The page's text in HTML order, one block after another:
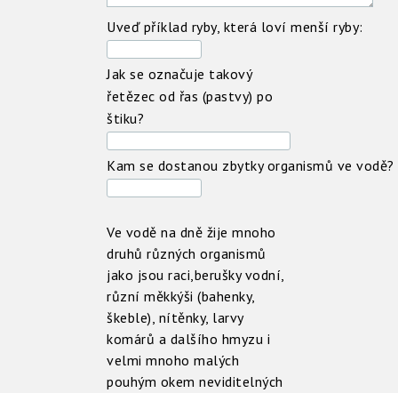
Uveď příklad ryby, která loví menší ryby:
Jak se označuje takový
řetězec od řas (pastvy) po
štiku?
Kam se dostanou zbytky organismů ve vodě?
Ve vodě na dně žije mnoho
druhů různých organismů
jako jsou raci,berušky vodní,
různí měkkýši (bahenky,
škeble), nítěnky, larvy
komárů a dalšího hmyzu i
velmi mnoho malých
pouhým okem neviditelných